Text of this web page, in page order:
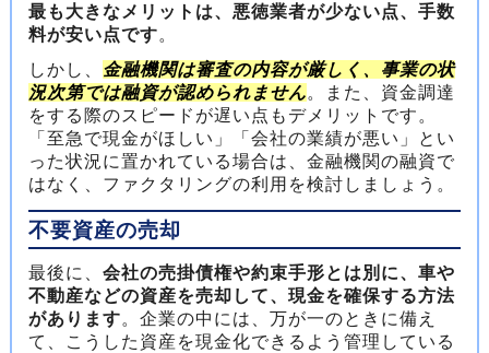
最も大きなメリットは、悪徳業者が少ない点、手数
料が安い点です。
しかし、 金融機関は審査の内容が厳しく、事業の状
況次第では融資が認められません。また、資金調達
をする際のスピードが遅い点もデメリットです。
「至急で現金がほしい」「会社の業績が悪い」とい
った状況に置かれている場合は、金融機関の融資で
はなく、ファクタリングの利用を検討しましょう。
不要資産の売却
最後に、 会社の売掛債権や約束手形とは別に、車や
不動産などの資産を売却して、現金を確保する方法
があります。企業の中には、万が一のときに備え
て、こうした資産を現金化できるよう管理している